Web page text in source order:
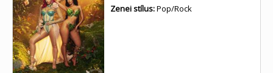
Zenei stílus:Pop/Rock